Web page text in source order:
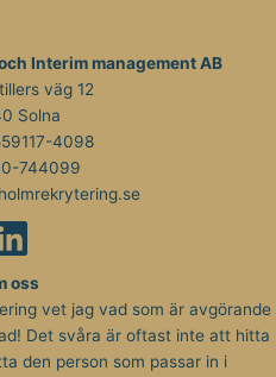
Interim management AB
väg 12
Solna
4098
744099
oss
vet jag vad som är avgörande
Det svåra är oftast inte att hitta
den person som passar in i